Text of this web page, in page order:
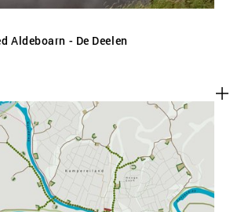
Aldeboarn - De Deelen